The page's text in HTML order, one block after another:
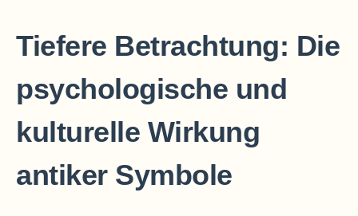
Tiefere Betrachtung: Die
psychologische und
kulturelle Wirkung
antiker Symbole